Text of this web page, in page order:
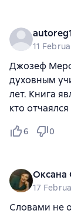
11
Джозеф
духовным
лет. Книга
кто
6 0
Оксана
17
Словами не